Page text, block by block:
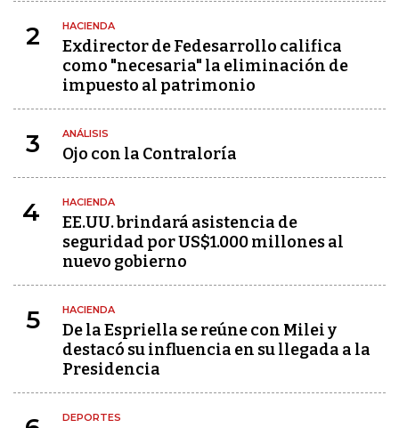
2 HACIENDA
Exdirector de Fedesarrollo califica
como "necesaria" la eliminación de
impuesto al patrimonio
3 ANÁLISIS
Ojo con la Contraloría
4 HACIENDA
EE.UU. brindará asistencia de
seguridad por US$1.000 millones al
nuevo gobierno
5 HACIENDA
De la Espriella se reúne con Milei y
destacó su influencia en su llegada a la
Presidencia
DEPORTES